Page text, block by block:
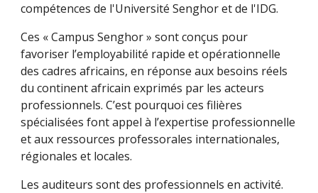
compétences de l'Université Senghor et de l'IDG.
Ces « Campus Senghor » sont conçus pour
favoriser l’employabilité rapide et opérationnelle
des cadres africains, en réponse aux besoins réels
du continent africain exprimés par les acteurs
professionnels. C’est pourquoi ces filières
spécialisées font appel à l’expertise professionnelle
et aux ressources professorales internationales,
régionales et locales.
Les auditeurs sont des professionnels en activité.